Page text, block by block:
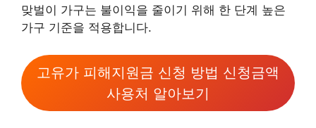
맞벌이 가구는 불이익을 줄이기 위해 한 단계 높은
가구 기준을 적용합니다.
고유가 피해지원금 신청 방법 신청금액
사용처 알아보기